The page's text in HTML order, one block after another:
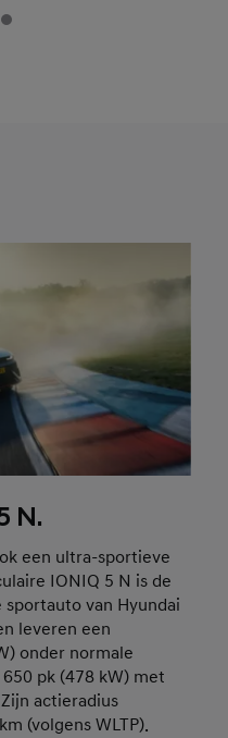
N.
een ultra-sportieve
IONIQ 5 N is de
van Hyundai
leveren een
onder normale
pk (478 kW) met
actieradius
(volgens WLTP).